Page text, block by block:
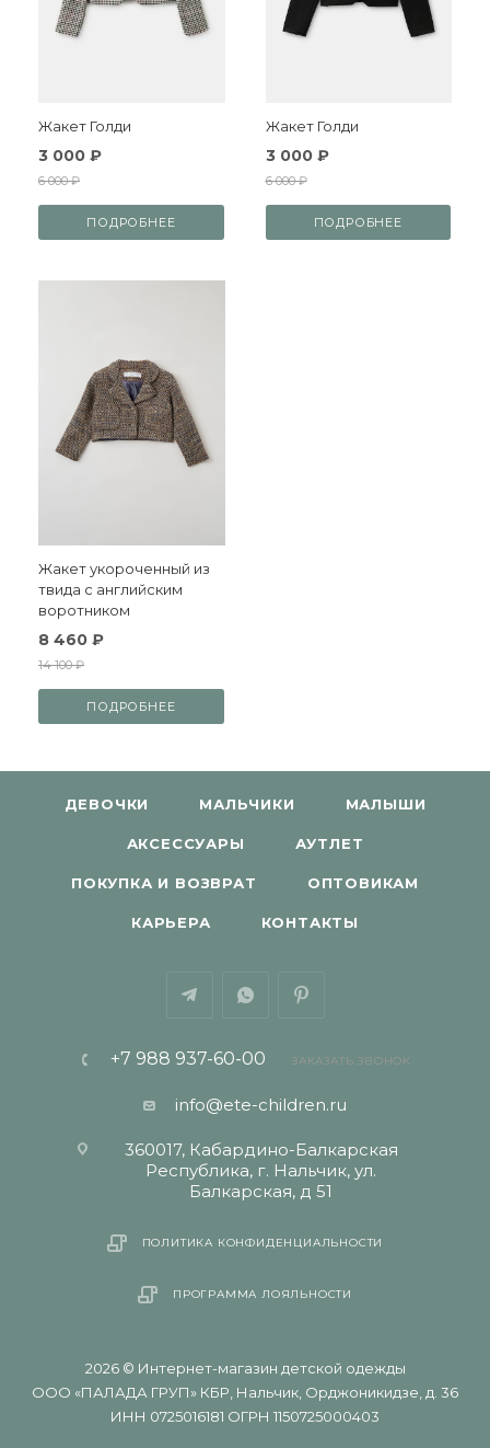
Жакет Голди
3 000 ₽
6 000 ₽
ПОДРОБНЕЕ
Жакет Голди
3 000 ₽
6 000 ₽
ПОДРОБНЕЕ
Жакет укороченный из
твида с английским
воротником
8 460 ₽
14 100 ₽
ПОДРОБНЕЕ
ДЕВОЧКИ МАЛЬЧИКИ МАЛЫШИ
АКСЕССУАРЫ АУТЛЕТ
ПОКУПКА И ВОЗВРАТ ОПТОВИКАМ
КАРЬЕРА КОНТАКТЫ
+7 988 937-60-00 ЗАКАЗАТЬ ЗВОНОК
info@ete-children.ru
360017, Кабардино-Балкарская
Республика, г. Нальчик, ул.
Балкарская, д 51
ПОЛИТИКА КОНФИДЕНЦИАЛЬНОСТИ
ПРОГРАММА ЛОЯЛЬНОСТИ
2026 © Интернет-магазин детской одежды
ООО «ПАЛАДА ГРУП» КБР, Нальчик, Орджоникидзе, д. 36
ИНН 0725016181 ОГРН 1150725000403